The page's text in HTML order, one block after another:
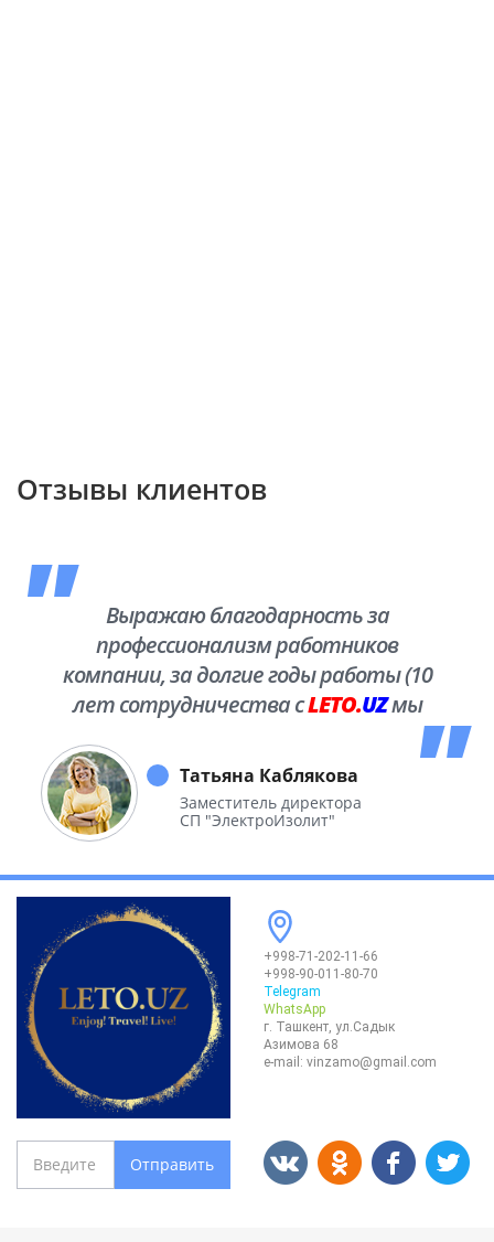
Отзывы клиентов
Выражаю благодарность за
профессионализм работников
компании, за долгие годы работы (10
лет сотрудничества сLETO.UZмы
необъятной Родины.
Татьяна Каблякова
Заместитель директора
СП "ЭлектроИзолит"
+998-71-202-11-66
+998-90-011-80-70
Telegram
WhatsApp
г. Ташкент, ул.Садык
Азимова 68
e-mail: vinzamo@gmail.com
Отправить